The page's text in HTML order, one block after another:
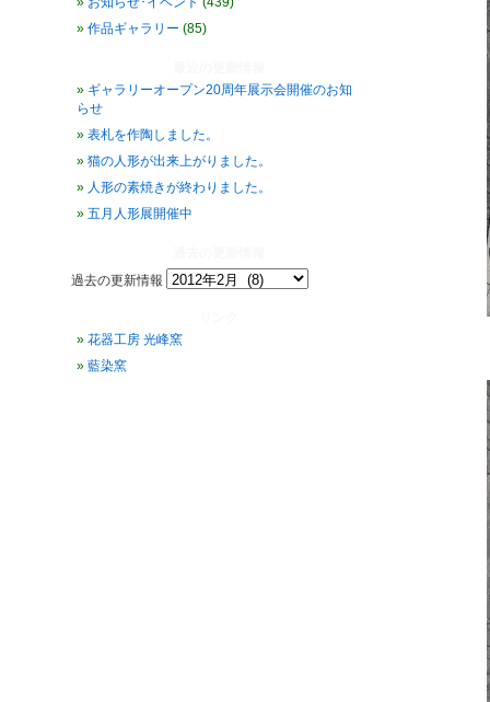
作品ギャラリー (85)
ギャラリーオープン20周年展示会開催のお知
らせ
表札を作陶しました。
猫の人形が出来上がりました。
人形の素焼きが終わりました。
五月人形展開催中
過去の更新情報
花器工房 光峰窯
藍染窯